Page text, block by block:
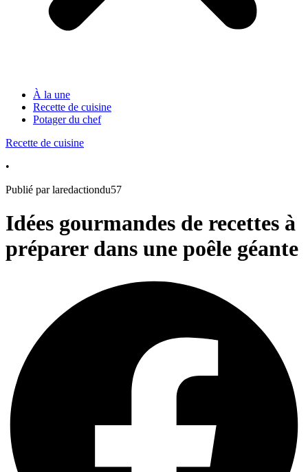
À la une
Recette de cuisine
Potager du chef
Recette de cuisine
•
Publié par laredactiondu57
Idées gourmandes de recettes à
préparer dans une poêle géante